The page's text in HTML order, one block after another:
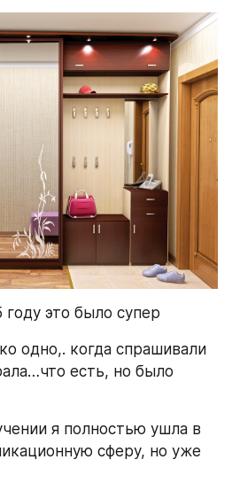
году это было супер
одно,. когда спрашивали
есть, но было
я полностью ушла в
сферу, но уже